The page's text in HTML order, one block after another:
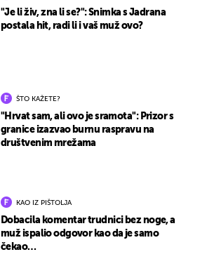
"Je li živ, zna li se?": Snimka s Jadrana
postala hit, radi li i vaš muž ovo?
ŠTO KAŽETE?
"Hrvat sam, ali ovo je sramota": Prizor s
granice izazvao burnu raspravu na
društvenim mrežama
KAO IZ PIŠTOLJA
Dobacila komentar trudnici bez noge, a
muž ispalio odgovor kao da je samo
čekao…